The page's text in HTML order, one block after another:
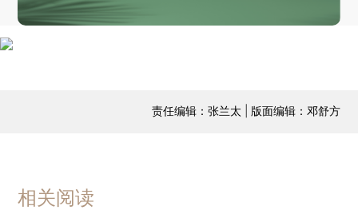
责任编辑：张兰太 | 版面编辑：邓舒方
相关阅读